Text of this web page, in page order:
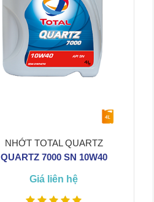
NHỚT TOTAL QUARTZ
QUARTZ 7000 SN 10W40
Giá liên hệ